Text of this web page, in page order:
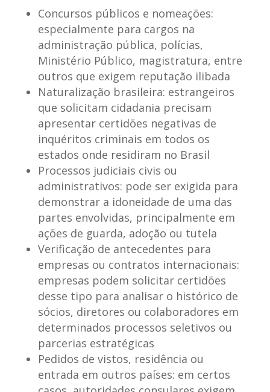
Concursos públicos e nomeações:
especialmente para cargos na
administração pública, polícias,
Ministério Público, magistratura, entre
outros que exigem reputação ilibada
Naturalização brasileira: estrangeiros
que solicitam cidadania precisam
apresentar certidões negativas de
inquéritos criminais em todos os
estados onde residiram no Brasil
Processos judiciais civis ou
administrativos: pode ser exigida para
demonstrar a idoneidade de uma das
partes envolvidas, principalmente em
ações de guarda, adoção ou tutela
Verificação de antecedentes para
empresas ou contratos internacionais:
empresas podem solicitar certidões
desse tipo para analisar o histórico de
sócios, diretores ou colaboradores em
determinados processos seletivos ou
parcerias estratégicas
Pedidos de vistos, residência ou
entrada em outros países: em certos